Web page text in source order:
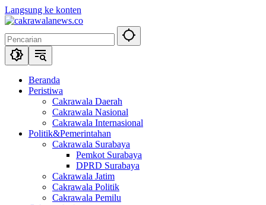
Langsung ke konten
Beranda
Peristiwa
Cakrawala Daerah
Cakrawala Nasional
Cakrawala Internasional
Politik&Pemerintahan
Cakrawala Surabaya
Pemkot Surabaya
DPRD Surabaya
Cakrawala Jatim
Cakrawala Politik
Cakrawala Pemilu